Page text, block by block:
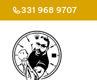
al
contenuto
331 968 9707